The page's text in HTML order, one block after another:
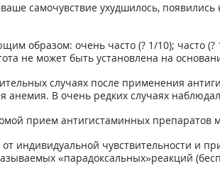
самочувствие ухудшилось,
образом: очень часто (? 1/10); часто (?
не может быть установлена на
случаях после применения
В очень редких случаях
прием антигистаминных препаратов
индивидуальной чувствительности и
«парадоксальных»реакций